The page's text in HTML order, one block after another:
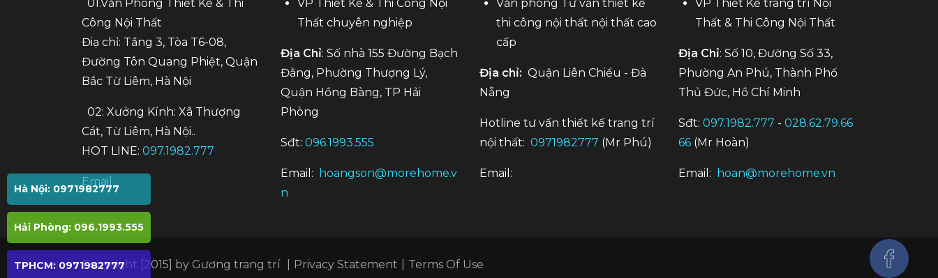
Hà Nội: 0971982777
Hải Phòng: 096.1993.555
TPHCM: 0971982777
01.Văn Phòng Thiết Kế & Thi
Công Nội Thất
Điạ chỉ: Tầng 3, Tòa T6-08,
Đường Tôn Quang Phiệt, Quận
Bắc Từ Liêm, Hà Nội
02: Xưởng Kính: Xã Thượng
Cát, Từ Liêm, Hà Nội..
HOT LINE: 097.1982.777
Email
VP Thiết Kế & Thi Công Nội
Thất chuyên nghiệp
Địa Chỉ: Số nhà 155 Đường Bạch
Đằng, Phường Thượng Lý,
Quận Hồng Bàng, TP Hải
Phòng
Sđt: 096.1993.555
Email:
hoangson@morehome.v
n
Văn phòng Tư vấn thiết kế
thi công nội thất nội thất cao
cấp
Địa chỉ: Quận Liên Chiểu - Đà
Nẵng
Hotline tư vấn thiết kế trang trí
nội thất: 0971982777 (Mr Phú)
Email:
VP Thiết Kế trang trí Nội
Thất & Thi Công Nội Thất
Địa Chỉ: Số 10, Đường Số 33,
Phường An Phú, Thành Phố
Thủ Đức, Hồ Chí Minh
Sđt: 097.1982.777 - 028.62.79.66
66 (Mr Hoàn)
Email: hoan@morehome.vn
Copyright [2015] by Gương trang trí Privacy Statement Terms Of Use